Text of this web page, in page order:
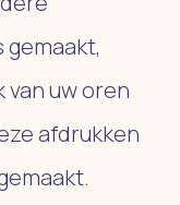
gemaakt,
uw oren
afdrukken